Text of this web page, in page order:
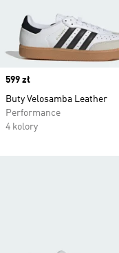
Price
599 zł
Buty Velosamba Leather
Performance
4 kolory